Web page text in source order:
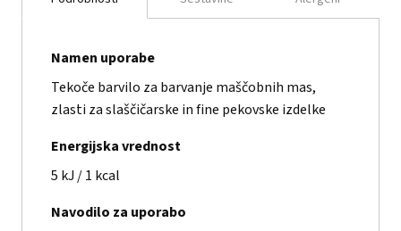
Namen uporabe
Tekoče barvilo za barvanje maščobnih mas,
zlasti za slaščičarske in fine pekovske izdelke
Energijska vrednost
5 kJ / 1 kcal
Navodilo za uporabo